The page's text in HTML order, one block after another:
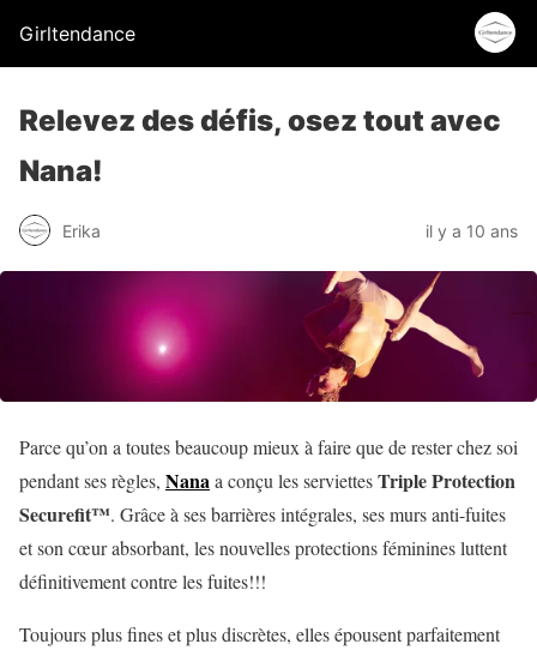
Girltendance
Relevez des défis, osez tout avec
Nana!
Erika il y a 10 ans
Parce qu’on a toutes beaucoup mieux à faire que de rester chez soi
pendant ses règles, Nanaa conçu les serviettesTriple Protection
Securefit™. Grâce à ses barrières intégrales, ses murs anti-fuites
et son cœur absorbant, les nouvelles protections féminines luttent
définitivement contre les fuites!!!
Toujours plus fines et plus discrètes, elles épousent parfaitement